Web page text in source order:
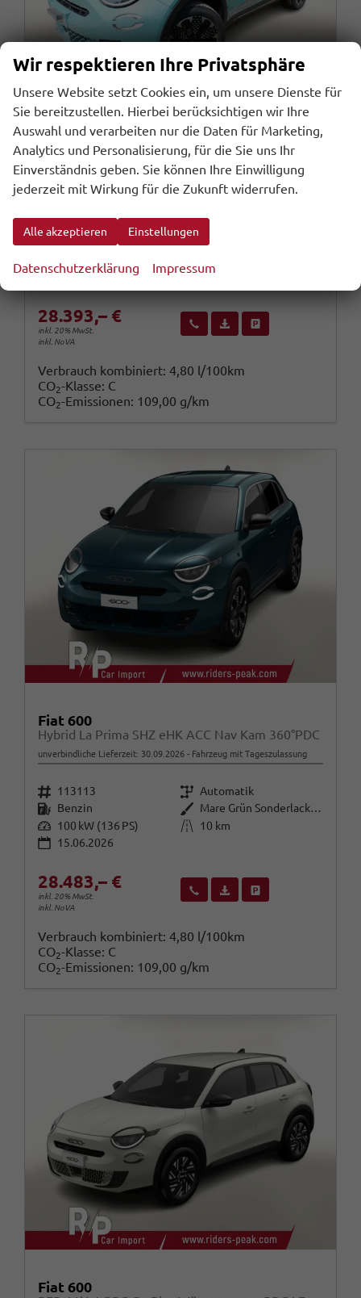
Fiat 600
La Prima Hybrid SHZ eHK ACC Nav Kam 360°PDC
sofort lieferbar Fahrzeug mit Tageszulassung
Fahrzeugnr. 110049
Benzin
Acqua Blau
02.06.2026
28.393,– €
inkl. 20% MwSt.
inkl. NoVA
Wir rufen Sie anFahrzeugexposé (PDF)
Verbrauch kombiniert: 4,80 l/100km
CO2-Klasse: C
CO2-Emissionen: 109,00 g/km
Fiat 600
Hybrid La Prima SHZ eHK ACC Nav Kam 360°PDC
unverbindliche Lieferzeit: 30.09.2026 Fahrzeug mit Tageszulassung
Fahrzeugnr. 113113 Getriebe Automatik
Kraftstoff Benzin Außenfarbe
Mare Grün Sonderlackierung
Leistung 100 kW (136 PS) Kilometerstand
10 km
15.06.2026
28.483,– €
inkl. 20% MwSt.
inkl. NoVA
Wir rufen Sie anFahrzeugexposé (PDF)
Verbrauch kombiniert: 4,80 l/100km
CO2-Klasse: C
CO2-Emissionen: 109,00 g/km
Fiat 600
Wir respektieren Ihre Privatsphäre
Unsere Website setzt Cookies ein, um unsere Dienste für
Sie bereitzustellen. Hierbei berücksichtigen wir Ihre
Auswahl und verarbeiten nur die Daten für Marketing,
Analytics und Personalisierung, für die Sie uns Ihr
Einverständnis geben. Sie können Ihre Einwilligung
jederzeit mit Wirkung für die Zukunft widerrufen.
Alle akzeptieren Einstellungen
Datenschutzerklärung Impressum